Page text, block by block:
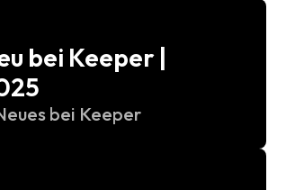
bei Keeper |
bei Keeper